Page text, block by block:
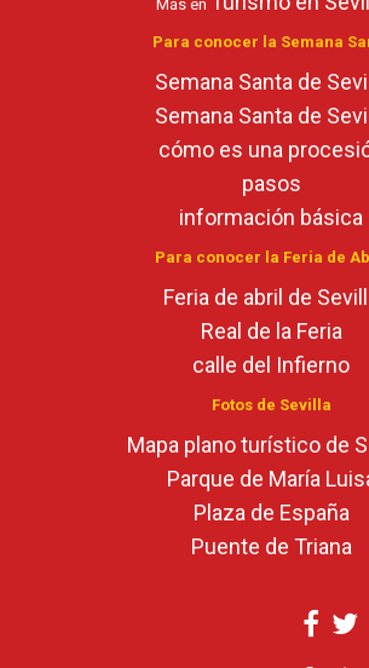
Más en
Para conocer la Semana
Semana Santa de
Semana Santa de
cómo es una
pasos
información básica
Para conocer la Feria de
Feria de abril de
Real de la Feria
calle del Infierno
Fotos de Sevilla
Mapa plano turístico de
Parque de María
Plaza de España
Puente de Triana